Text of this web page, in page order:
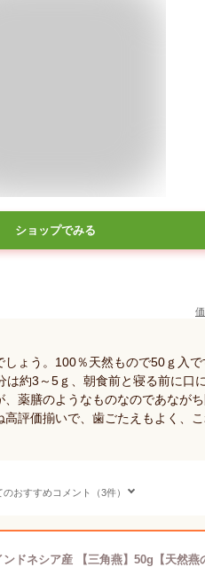
ショップでみる
ょう。100％天然もので50ｇ入
約3～5ｇ、朝食前と寝る前に口
薬膳のようなものなのであなが
評価揃いで、歯ごたえもよく、
のおすすめコメント（3件）
ドネシア産 【三角燕】50g【天然燕